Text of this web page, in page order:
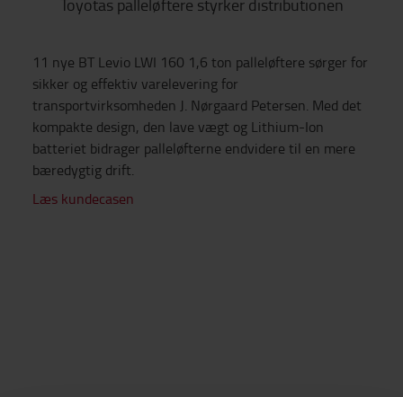
Toyotas palleløftere styrker distributionen
11 nye BT Levio LWI 160 1,6 ton palleløftere sørger for
sikker og effektiv varelevering for
transportvirksomheden J. Nørgaard Petersen. Med det
kompakte design, den lave vægt og Lithium-Ion
batteriet bidrager palleløfterne endvidere til en mere
bæredygtig drift.
Læs kundecasen